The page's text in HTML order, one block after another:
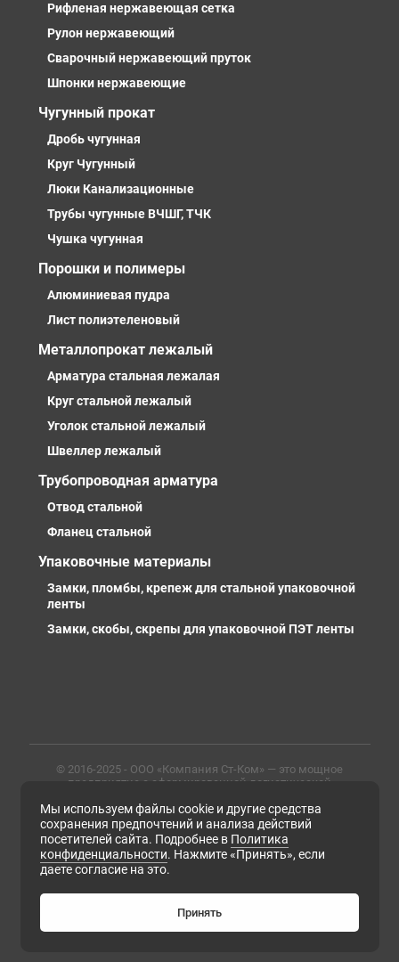
Рифленая нержавеющая сетка
Рулон нержавеющий
Сварочный нержавеющий пруток
Шпонки нержавеющие
Чугунный прокат
Дробь чугунная
Круг Чугунный
Люки Канализационные
Трубы чугунные ВЧШГ, ТЧК
Чушка чугунная
Порошки и полимеры
Алюминиевая пудра
Лист полиэтеленовый
Металлопрокат лежалый
Арматура стальная лежалая
Круг стальной лежалый
Уголок стальной лежалый
Швеллер лежалый
Трубопроводная арматура
Отвод стальной
Фланец стальной
Упаковочные материалы
Замки, пломбы, крепеж для стальной упаковочной
ленты
Замки, скобы, скрепы для упаковочной ПЭТ ленты
© 2016-2025 - ООО «Компания Ст-Ком» — это мощное
предприятие с сформированной логистической
профессиональными сотрудниками. Предлагаем
металлопрокат любых марок, типов и размеров с
доставкой в России и СНГ
ИНН 6679102638, ОГРН 1169658133171
Согласие на обработку персональных данных
Согласие на получение рассылки рекламно-
информационных материалов
Мы используем файлы cookie и другие средства
сохранения предпочтений и анализа действий
посетителей сайта. Подробнее в Политика
конфиденциальности. Нажмите «Принять», если
даете согласие на это.
Принять